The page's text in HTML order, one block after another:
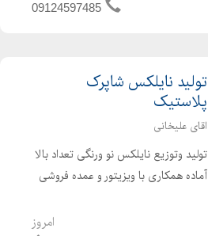
09124597485
تولید نایلکس شاپرک
پلاستیک
اقای علیخانی
تولید وتوزیع نایلکس نو ورنگی تعداد بالا
آماده همکاری با ویزیتور و عمده فروشی
ارزش افزوده برای شرکت ها ونهادها وامروز